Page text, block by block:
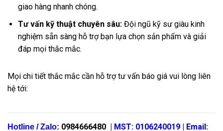
giao hàng nhanh chóng.
Tư vấn kỹ thuật chuyên sâu:Đội ngũ kỹ sư giàu kinh
nghiệm sẵn sàng hỗ trợ bạn lựa chọn sản phẩm và giải
đáp mọi thắc mắc.
Mọi chi tiết thắc mắc cần hỗ trợ tư vấn báo giá vui lòng liên
hệ tới:
Hotline / Zalo: 0984666480 | MST: 0106240019 | Email: